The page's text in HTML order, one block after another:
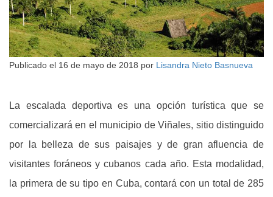
Publicado el 16 de mayo de 2018 por Lisandra Nieto Basnueva
La escalada deportiva es una opción turística que se
comercializará en el municipio de Viñales, sitio distinguido
por la belleza de sus paisajes y de gran afluencia de
visitantes foráneos y cubanos cada año. Esta modalidad,
la primera de su tipo en Cuba, contará con un total de 285